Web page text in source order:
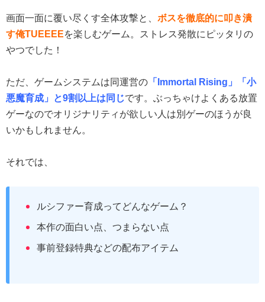
画面一面に覆い尽くす全体攻撃と、 ボスを徹底的に叩き潰
す俺TUEEEEを楽しむゲーム。ストレス発散にピッタリの
やつでした！
ただ、ゲームシステムは同運営の 「Immortal Rising」「小
悪魔育成」と9割以上は同じです。ぶっちゃけよくある放置
ゲーなのでオリジナリティが欲しい人は別ゲーのほうが良
いかもしれません。
それでは、
ルシファー育成ってどんなゲーム？
本作の面白い点、つまらない点
事前登録特典などの配布アイテム